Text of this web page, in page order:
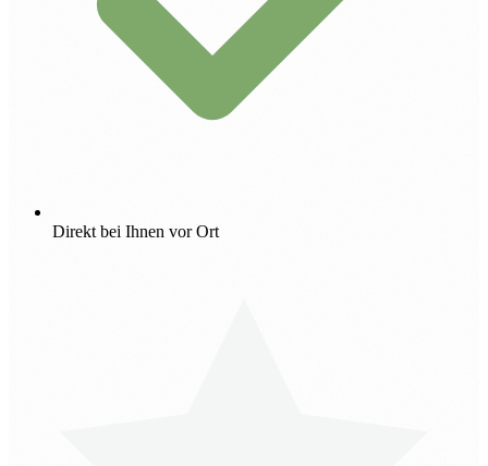
Direkt bei Ihnen vor Ort